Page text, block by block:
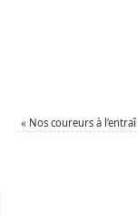
« Nos coureurs à